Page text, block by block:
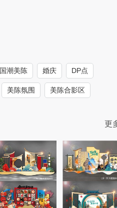
国潮美陈 婚庆 DP点
美陈氛围 美陈合影区
更